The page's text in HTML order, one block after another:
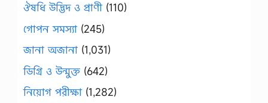
ঔষধি উদ্ভিদ ও প্রাণী (110)
গোপন সমস্যা (245)
জানা অজানা (1,031)
ডিগ্রি ও উন্মুক্ত (642)
নিয়োগ পরীক্ষা (1,282)